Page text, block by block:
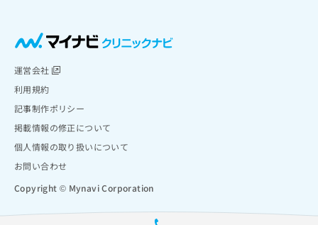
運営会社
利用規約
記事制作ポリシー
掲載情報の修正について
個人情報の取り扱いについて
お問い合わせ
Copyright © Mynavi Corporation